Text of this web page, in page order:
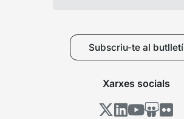
Subscriu-te al butlletí
Xarxes socials